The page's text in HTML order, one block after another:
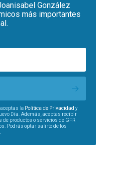
González
más importantes
la Política de Privacidad y
Día. Además, aceptas recibir
productos o servicios de GFR
Podrás optar salirte de los